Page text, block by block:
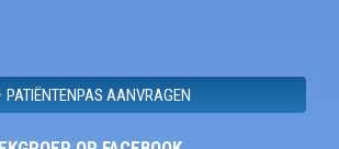
PATIËNTENPAS AANVRAGEN